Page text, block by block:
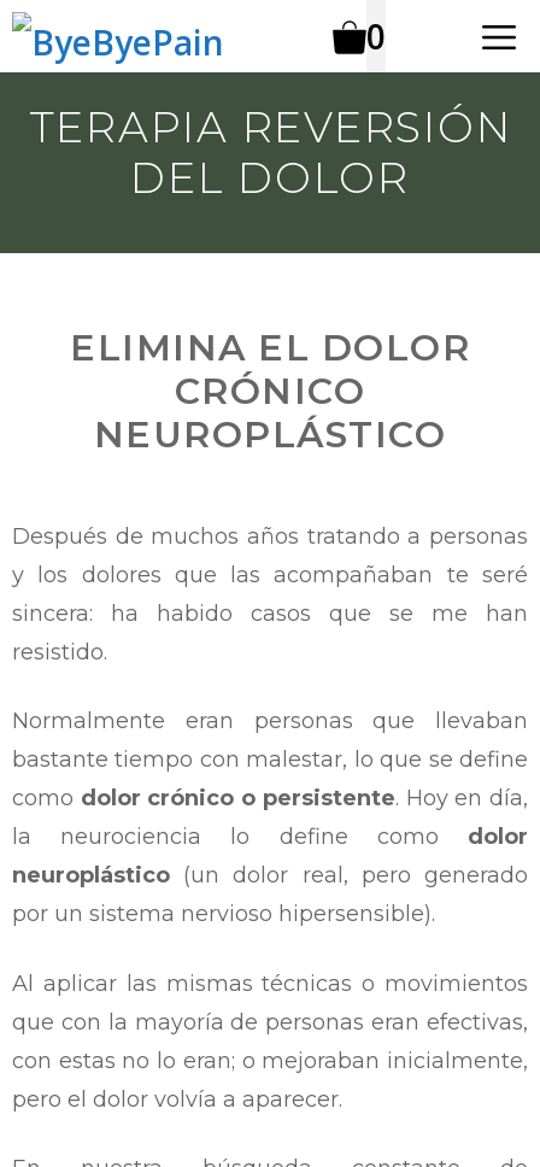
Saltar
0
TERAPIA REVERSIÓN
DEL DOLOR
ELIMINA EL DOLOR
CRÓNICO
NEUROPLÁSTICO
Después de muchos años tratando a personas
y los dolores que las acompañaban te seré
sincera: ha habido casos que se me han
resistido.
Normalmente eran personas que llevaban
bastante tiempo con malestar, lo que se define
como dolor crónico o persistente. Hoy en día,
la neurociencia lo define como dolor
neuroplástico (un dolor real, pero generado
por un sistema nervioso hipersensible).
Al aplicar las mismas técnicas o movimientos
que con la mayoría de personas eran efectivas,
con estas no lo eran; o mejoraban inicialmente,
pero el dolor volvía a aparecer.